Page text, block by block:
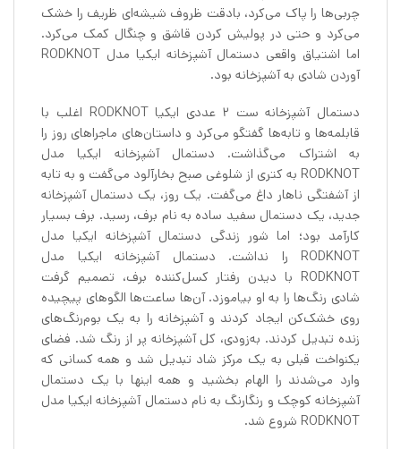
چربی‌ها را پاک می‌کرد، بادقت ظروف شیشه‌ای ظریف را خشک
می‌کرد و حتی در پولیش کردن قاشق و چنگال کمک می‌کرد.
اما اشتیاق واقعی دستمال آشپزخانه ایکیا مدل RODKNOT
آوردن شادی به آشپزخانه بود.
دستمال آشپزخانه ست 2 عددی ایکیا RODKNOT اغلب با
قابلمه‌ها و تابه‌ها گفتگو می‌کرد و داستان‌های ماجراهای روز را
به اشتراک می‌گذاشت. دستمال آشپزخانه ایکیا مدل
RODKNOT به کتری از شلوغی صبح بخارآلود می‌گفت و به تابه
از آشفتگی ناهار داغ می‌گفت. یک روز، یک دستمال آشپزخانه
جدید، یک دستمال سفید ساده به نام برف، رسید. برف بسیار
کارآمد بود؛ اما شور زندگی دستمال آشپزخانه ایکیا مدل
RODKNOT را نداشت. دستمال آشپزخانه ایکیا مدل
RODKNOT با دیدن رفتار کسل‌کننده برف، تصمیم گرفت
شادی رنگ‌ها را به او بیاموزد. آن‌ها ساعت‌ها الگوهای پیچیده
روی خشک‌کن ایجاد کردند و آشپزخانه را به یک بوم‌رنگ‌های
زنده تبدیل کردند. به‌زودی، کل آشپزخانه پر از رنگ شد. فضای
یکنواخت قبلی به یک مرکز شاد تبدیل شد و همه کسانی که
وارد می‌شدند را الهام بخشید و همه اینها با یک دستمال
آشپزخانه کوچک و رنگارنگ به نام دستمال آشپزخانه ایکیا مدل
RODKNOT شروع شد.